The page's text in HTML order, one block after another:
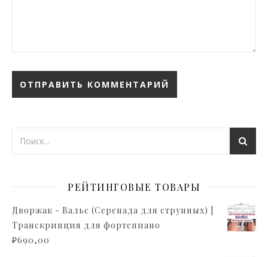
РЕЙТИНГОВЫЕ ТОВАРЫ
Дворжак - Вальс (Серенада для струнных) |
Транскрипция для фортепиано
₽690,00